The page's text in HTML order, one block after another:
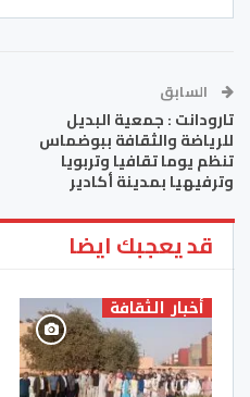
السابق
تارودانت : جمعية البديل
للرياضة والثقافة ببوضماس
تنظم يوما تقافيا وتربويا
وترفيهيا بمدينة أكادير
قد يعجبك ايضا
أخبار الثقافة